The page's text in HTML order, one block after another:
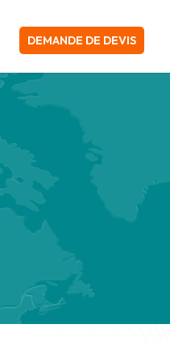
DEMANDE DE DEVIS